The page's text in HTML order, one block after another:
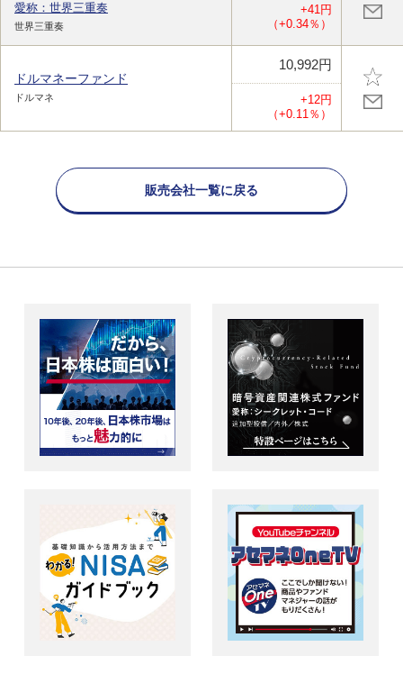
愛称：世界三重奏
世界三重奏
+41円
（+0.34％）
ドルマネーファンド
ドルマネ
10,992円
+12円
（+0.11％）
販売会社一覧に戻る